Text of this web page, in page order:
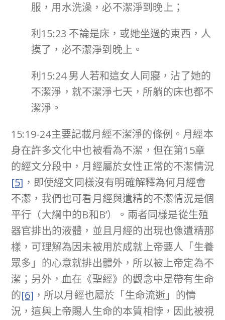
服，用水洗澡，必不潔淨到晚上；
利15:23 不論是床，或她坐過的東西，人
摸了，必不潔淨到晚上。
利15:24 男人若和這女人同寢，沾了她的
不潔淨，就不潔淨七天，所躺的床也都不
潔淨。
15:19-24主要記載月經不潔淨的條例。月經本
身在許多文化中也被看為不潔，但在第15章
的經文分段中，月經屬於女性正常的不潔情況
[5] ，即使經文同樣沒有明確解釋為何月經會
不潔，我們也可看月經與遺精的不潔情況是個
平行（大綱中的B和B’）。兩者同樣是從生殖
器官排出的液體，並且月經的出現也像遺精那
樣，可理解為因未被用於成就上帝要人「生養
眾多」的心意就排出體外，所以被上帝定為不
潔；另外，血在《聖經》的觀念中是帶有生命
的[6] ，所以月經也屬於「生命流逝」的情
況，這與上帝賜人生命的本質相悖，因此被視